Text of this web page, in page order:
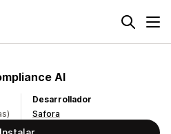
AI
Desarrollador
Safora